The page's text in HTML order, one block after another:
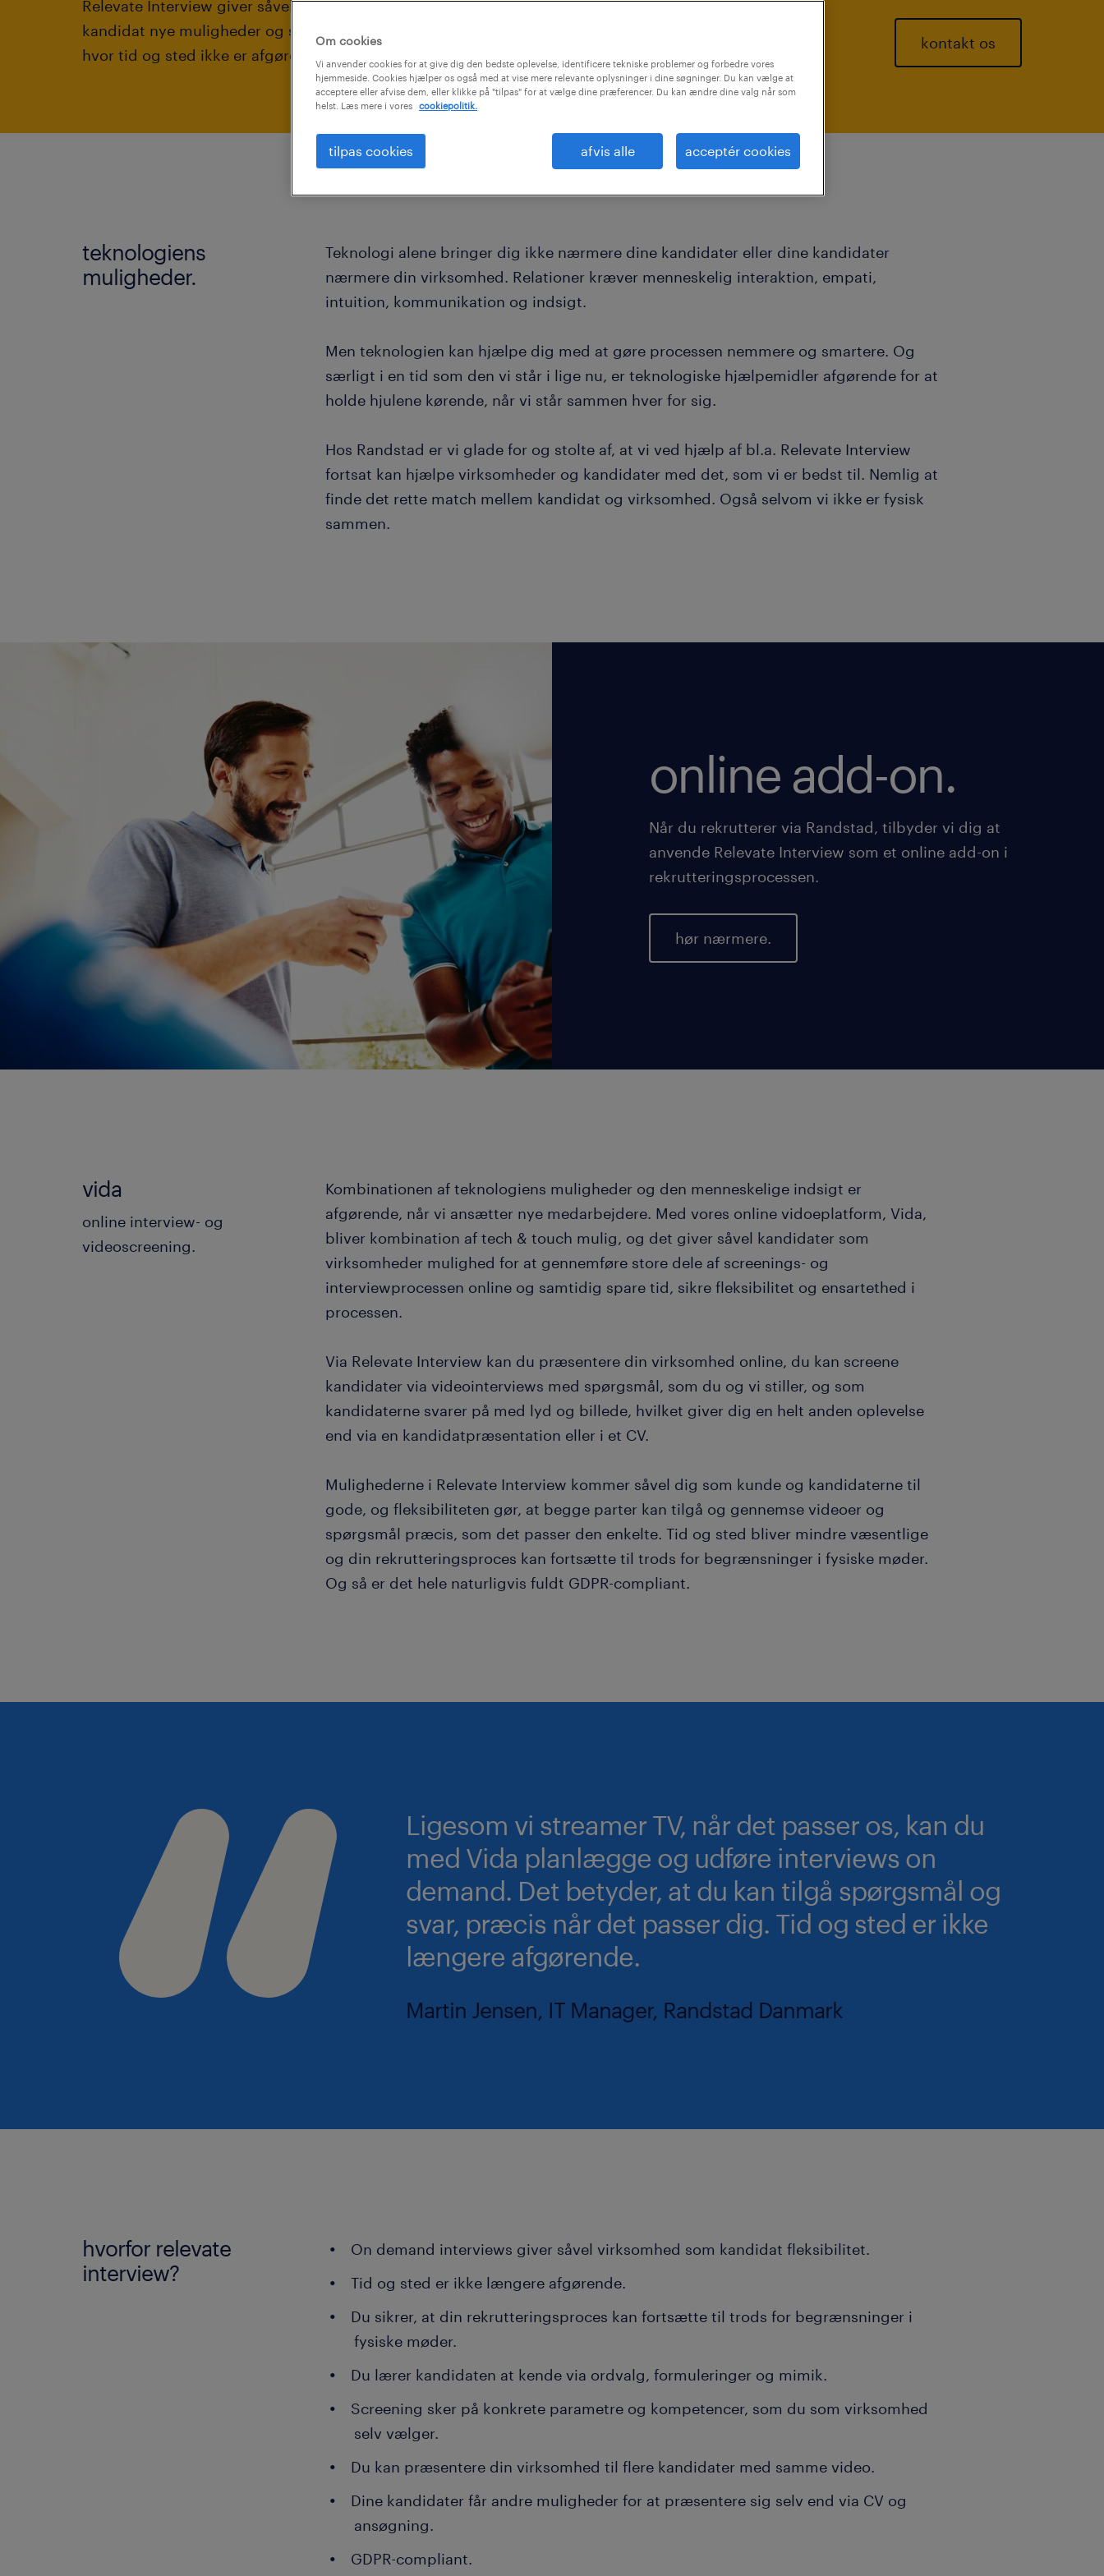
Relevate Interview giver såvel virksomhed som
kandidat nye muligheder og sikrer en fleksibilitet,
hvor tid og sted ikke er afgørende.
kontakt os
teknologiens
muligheder.
Teknologi alene bringer dig ikke nærmere dine kandidater eller dine kandidater
nærmere din virksomhed. Relationer kræver menneskelig interaktion, empati,
intuition, kommunikation og indsigt.
Men teknologien kan hjælpe dig med at gøre processen nemmere og smartere. Og
særligt i en tid som den vi står i lige nu, er teknologiske hjælpemidler afgørende for at
holde hjulene kørende, når vi står sammen hver for sig.
Hos Randstad er vi glade for og stolte af, at vi ved hjælp af bl.a. Relevate Interview
fortsat kan hjælpe virksomheder og kandidater med det, som vi er bedst til. Nemlig at
finde det rette match mellem kandidat og virksomhed. Også selvom vi ikke er fysisk
sammen.
online add-on.
Når du rekrutterer via Randstad, tilbyder vi dig at
anvende Relevate Interview som et online add-on i
rekrutteringsprocessen.
hør nærmere.
vida
online interview- og
videoscreening.
Kombinationen af teknologiens muligheder og den menneskelige indsigt er
afgørende, når vi ansætter nye medarbejdere. Med vores online vidoeplatform, Vida,
bliver kombination af tech & touch mulig, og det giver såvel kandidater som
virksomheder mulighed for at gennemføre store dele af screenings- og
interviewprocessen online og samtidig spare tid, sikre fleksibilitet og ensartethed i
processen.
Via Relevate Interview kan du præsentere din virksomhed online, du kan screene
kandidater via videointerviews med spørgsmål, som du og vi stiller, og som
kandidaterne svarer på med lyd og billede, hvilket giver dig en helt anden oplevelse
end via en kandidatpræsentation eller i et CV.
Mulighederne i Relevate Interview kommer såvel dig som kunde og kandidaterne til
gode, og fleksibiliteten gør, at begge parter kan tilgå og gennemse videoer og
spørgsmål præcis, som det passer den enkelte. Tid og sted bliver mindre væsentlige
og din rekrutteringsproces kan fortsætte til trods for begrænsninger i fysiske møder.
Og så er det hele naturligvis fuldt GDPR-compliant.
Ligesom vi streamer TV, når det passer os, kan du
med Vida planlægge og udføre interviews on
demand. Det betyder, at du kan tilgå spørgsmål og
svar, præcis når det passer dig. Tid og sted er ikke
længere afgørende.
Martin Jensen, IT Manager, Randstad Danmark
hvorfor relevate
interview?
On demand interviews giver såvel virksomhed som kandidat fleksibilitet.
Tid og sted er ikke længere afgørende.
Du sikrer, at din rekrutteringsproces kan fortsætte til trods for begrænsninger i
fysiske møder.
Du lærer kandidaten at kende via ordvalg, formuleringer og mimik.
Screening sker på konkrete parametre og kompetencer, som du som virksomhed
selv vælger.
Du kan præsentere din virksomhed til flere kandidater med samme video.
Dine kandidater får andre muligheder for at præsentere sig selv end via CV og
ansøgning.
GDPR-compliant.
Om cookies
Vi anvender cookies for at give dig den bedste oplevelse, identificere tekniske problemer og forbedre vores
hjemmeside. Cookies hjælper os også med at vise mere relevante oplysninger i dine søgninger. Du kan vælge at
acceptere eller afvise dem, eller klikke på "tilpas" for at vælge dine præferencer. Du kan ændre dine valg når som
helst. Læs mere i vores
cookiepolitik.
tilpas cookies afvis alle acceptér cookies